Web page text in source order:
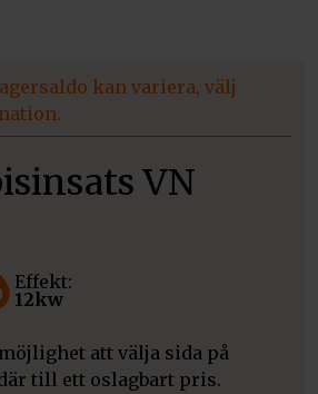
kan variera, välj
VN
Effekt:
12kw
att välja sida på
till ett oslagbart pris.